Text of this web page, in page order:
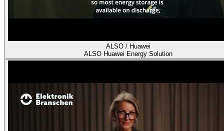
ALSO / Huawei
ALSO Huawei Energy Solution